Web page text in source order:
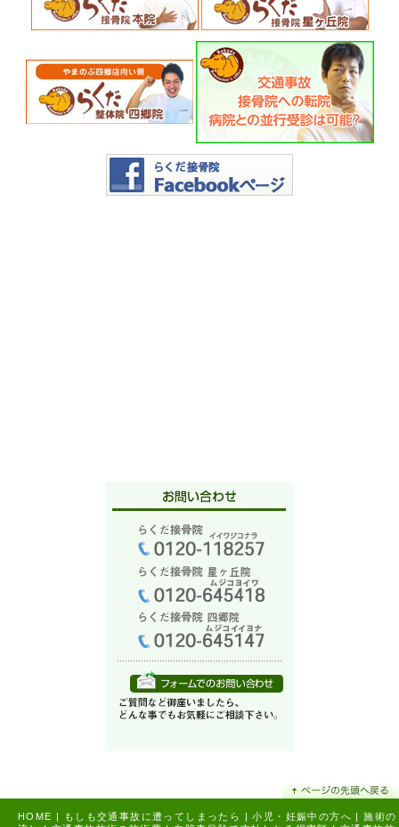
HOME | もしも交通事故に遭ってしまったら | 小児・妊娠中の方へ |
施術の